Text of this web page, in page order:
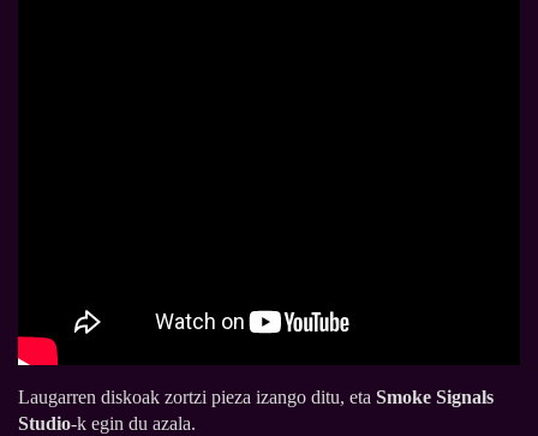
Laugarren diskoak zortzi pieza izango ditu, eta Smoke Signals
Studio-k egin du azala.